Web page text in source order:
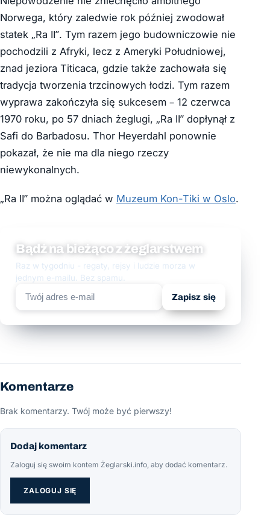
Norwega, który zaledwie rok później zwodował
statek „Ra II”. Tym razem jego budowniczowie nie
pochodzili z Afryki, lecz z Ameryki Południowej,
znad jeziora Titicaca, gdzie także zachowała się
tradycja tworzenia trzcinowych łodzi. Tym razem
wyprawa zakończyła się sukcesem – 12 czerwca
1970 roku, po 57 dniach żeglugi, „Ra II” dopłynął z
Safi do Barbadosu. Thor Heyerdahl ponownie
pokazał, że nie ma dla niego rzeczy
niewykonalnych.
„Ra II” można oglądać w Muzeum Kon-Tiki w Oslo.
Bądź na bieżąco z żeglarstwem
Raz w tygodniu - regaty, rejsy i ludzie morza w
jednym e-mailu. Bez spamu.
Zapisz się
Komentarze
Brak komentarzy. Twój może być pierwszy!
Dodaj komentarz
Zaloguj się swoim kontem Żeglarski.info, aby dodać komentarz.
ZALOGUJ SIĘ